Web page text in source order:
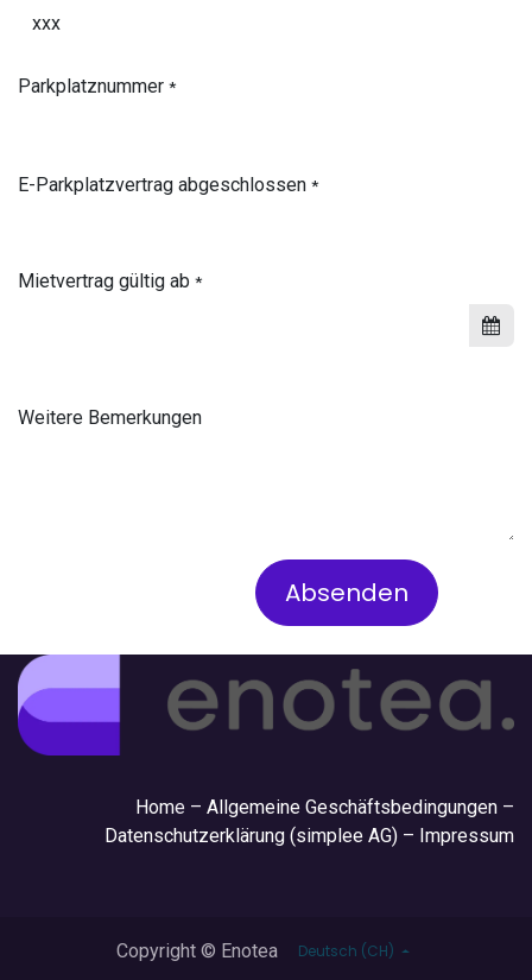
Parkplatznummer *
E-Parkplatzvertrag abgeschlossen *
Mietvertrag gültig ab *
Weitere Bemerkungen
Absenden
Home – Allgemeine Geschäftsbedingungen –
Datenschutzerklärung (simplee AG) – Impressum
Copyright © Enotea Deutsch (CH)